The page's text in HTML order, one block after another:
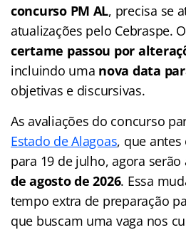
concurso PM AL, precisa se
atualizações pelo Cebraspe. O
certame passou por
incluindo uma nova data
objetivas e discursivas.
As avaliações do concurso
Estado de Alagoas, que antes
para 19 de julho, agora
de agosto de 2026. Essa
tempo extra de preparação
que buscam uma vaga nos